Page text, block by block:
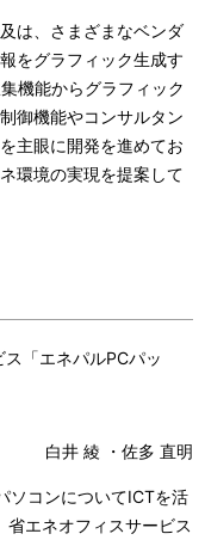
は、さまざまなベンダ
をグラフィック生成す
機能からグラフィック
御機能やコンサルタン
主眼に開発を進めてお
環境の実現を提案して
「エネパルPCパッ
白井 綾 ・佐多 直明
ソコンについてICTを活
エネオフィスサービス